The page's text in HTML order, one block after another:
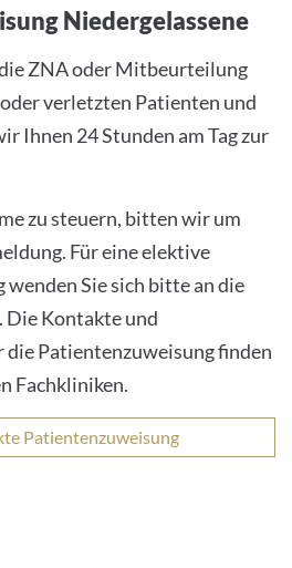
Niedergelassene
ZNA oder Mitbeurteilung
verletzten Patienten und
Ihnen 24 Stunden am Tag zur
zu steuern, bitten wir um
Für eine elektive
Sie sich bitte an die
Die Kontakte und
die Patientenzuweisung finden
Fachkliniken.
Patientenzuweisung